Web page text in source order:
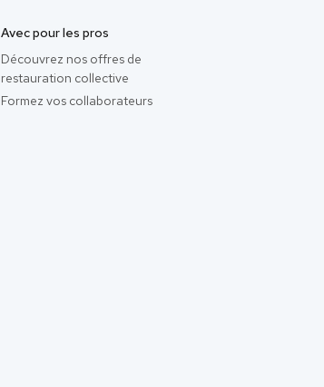
Avec pour les pros
Découvrez nos offres de
restauration collective
Formez vos collaborateurs